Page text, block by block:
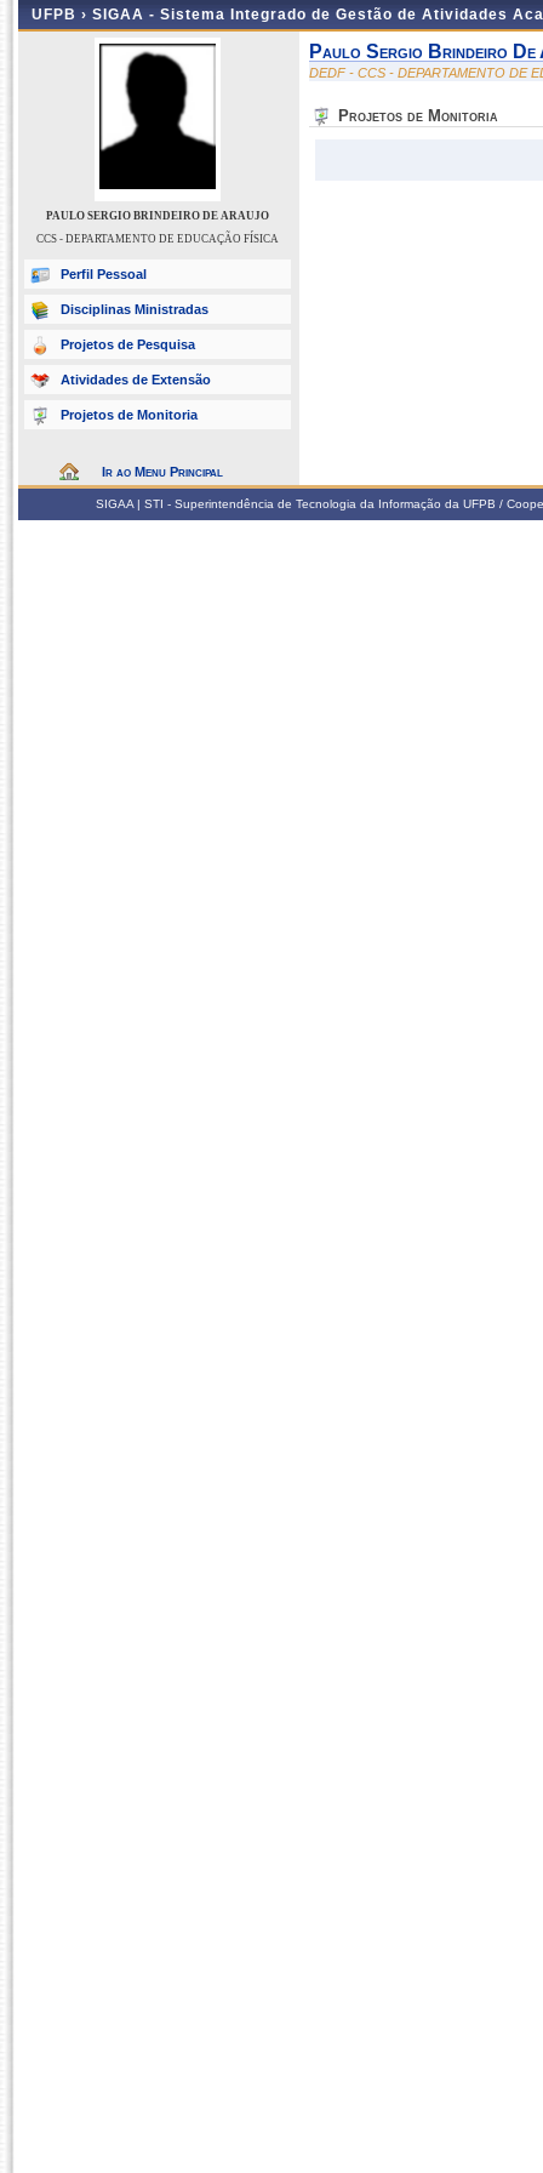
UFPB › SIGAA - Sistema Integrado de Gestão de Atividades
PAULO SERGIO BRINDEIRO DE ARAUJO
CCS - DEPARTAMENTO DE EDUCAÇÃO FÍSICA
Perfil Pessoal
Disciplinas Ministradas
Projetos de Pesquisa
Atividades de Extensão
Projetos de Monitoria
Ir ao Menu Principal
Paulo Sergio Brindeiro
DEDF - CCS - DEPARTAMENTO DE
Projetos de Monitoria
SIGAA | STI - Superintendência de Tecnologia da Informação da UFPB /